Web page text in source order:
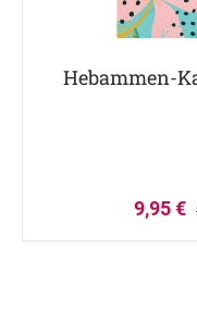
Hebammen-
9,95 €